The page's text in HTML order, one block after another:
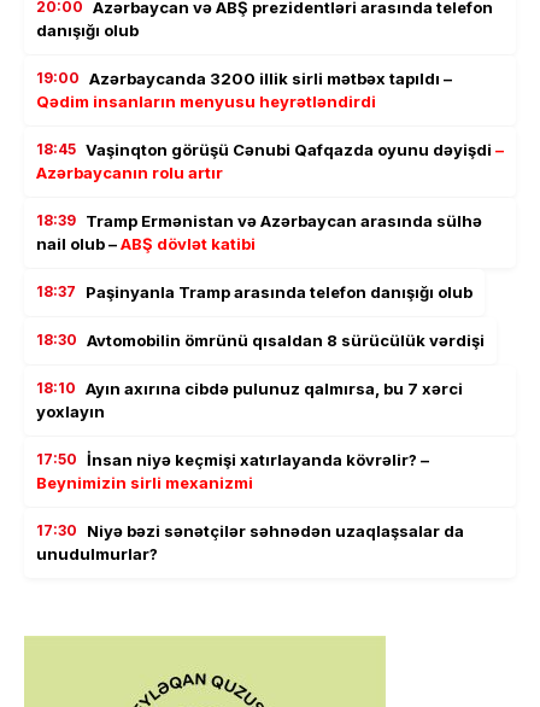
20:00 Azərbaycan və ABŞ prezidentləri arasında telefon
danışığı olub
19:00 Azərbaycanda 3200 illik sirli mətbəx tapıldı –
Qədim insanların menyusu heyrətləndirdi
18:45 Vaşinqton görüşü Cənubi Qafqazda oyunu dəyişdi –
Azərbaycanın rolu artır
18:39 Tramp Ermənistan və Azərbaycan arasında sülhə
nail olub –ABŞ dövlət katibi
18:37 Paşinyanla Tramp arasında telefon danışığı olub
18:30 Avtomobilin ömrünü qısaldan 8 sürücülük vərdişi
18:10 Ayın axırına cibdə pulunuz qalmırsa, bu 7 xərci
yoxlayın
17:50 İnsan niyə keçmişi xatırlayanda kövrəlir? –
Beynimizin sirli mexanizmi
17:30
Niyə bəzi sənətçilər səhnədən uzaqlaşsalar da
unudulmurlar?